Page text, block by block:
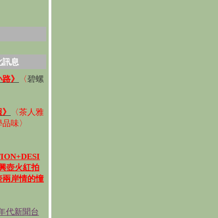
訊息
》 〈碧螺
〈茶人雅
味〉
壺火紅拍
岸情的憧
代新聞台